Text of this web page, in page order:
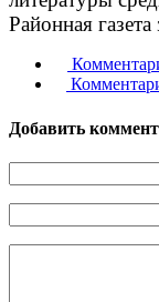
Районная
Добавить